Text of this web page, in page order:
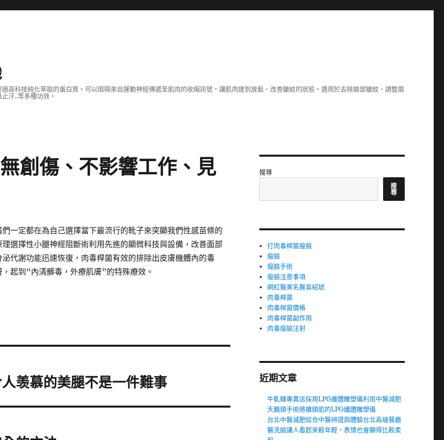
高科技純化萃取的蛋白質。可以阻隔來自運動神經傳遞至肌肉的收縮訊號，讓肌肉達到放鬆、改善皺紋的狀態。適用於去除臉部皺紋、調整眉
汗..等多種功效。
創傷、不影響工作、見
一定都在為自己選擇當下最流行的靴子來突顯我們性感苗條的
理選擇性小腿神經阻斷術利用先進的顯微科技與設備，改善面部
代謝功能迅速恢復，肉毒桿菌有效的排除出皮膚機體內的毒
起到“內清髒毒，外療肌膚”的特殊療效。
羡慕的美腿不是一件難事
搜尋
搜
尋
打肉毒桿菌瘦臉
瘦臉
瘦臉手術
瘦臉注意事項
網紅醫美名醫吳紹琥
肉毒桿菌
肉毒桿菌價格
肉毒桿菌副作用
肉毒瘦臉注射
近期文章
牛軋糖專賣店採用LPG纖體雕塑儀利用中醫減肥
天鵝頸手術將擴頸肌的LPG纖體雕塑儀
台北中醫減肥結合中醫辨證與體驗台北高級餐廳
醫洗臉讓人看起來較年輕，表情也會顯得比較柔